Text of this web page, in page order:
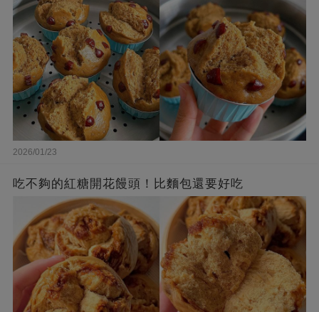
2026/01/23
吃不夠的紅糖開花饅頭！比麵包還要好吃